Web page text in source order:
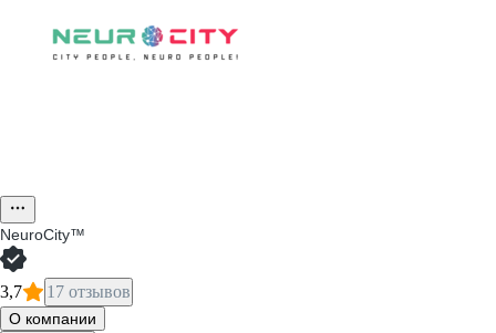
NeuroCity™
3,7 17 отзывов
О компании